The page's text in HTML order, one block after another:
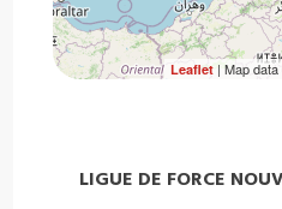
Leaflet| Map
LIGUE DE FORCE